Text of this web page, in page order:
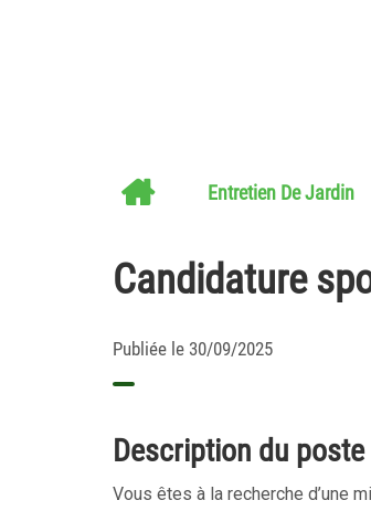
Entretien De Jardin
Candidature
Publiée le 30/09/2025
Description du poste
Vous êtes à la recherche d’une